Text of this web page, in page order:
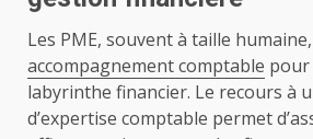
Les PME, souvent à taille
accompagnement comptable pour
labyrinthe financier. Le recours à
d’expertise comptable permet